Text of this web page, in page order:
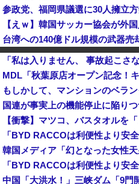
白黒のコマになぜ色が見えるのか
【衝撃】マツコ、バスタオルを